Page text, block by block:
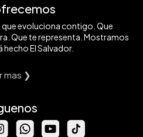
evoluciona contigo. Que
Que te representa. Mostramos
hecho El Salvador.
mas ❯